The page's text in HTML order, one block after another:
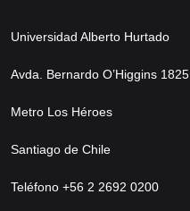
Universidad Alberto Hurtado
Avda. Bernardo O’Higgins 1825
Metro Los Héroes
Santiago de Chile
Teléfono +56 2 2692 0200